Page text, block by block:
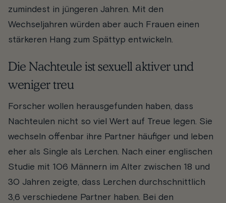
zumindest in jüngeren Jahren. Mit den
Wechseljahren würden aber auch Frauen einen
stärkeren Hang zum Spättyp entwickeln.
Die Nachteule ist sexuell aktiver und
weniger treu
Forscher wollen herausgefunden haben, dass
Nachteulen nicht so viel Wert auf Treue legen. Sie
wechseln offenbar ihre Partner häufiger und leben
eher als Single als Lerchen. Nach einer englischen
Studie mit 106 Männern im Alter zwischen 18 und
30 Jahren zeigte, dass Lerchen durchschnittlich
3,6 verschiedene Partner haben. Bei den